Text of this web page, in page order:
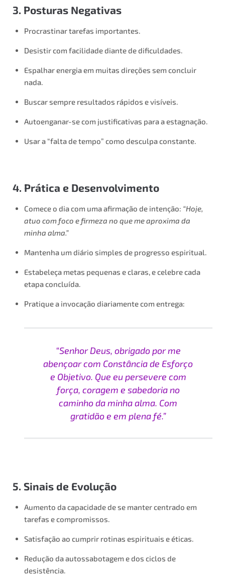
3. Posturas Negativas
Procrastinar tarefas importantes.
Desistir com facilidade diante de dificuldades.
Espalhar energia em muitas direções sem concluir
nada.
Buscar sempre resultados rápidos e visíveis.
Autoenganar-se com justificativas para a estagnação.
Usar a “falta de tempo” como desculpa constante.
4. Prática e Desenvolvimento
Comece o dia com uma afirmação de intenção: “Hoje,
atuo com foco e firmeza no que me aproxima da
minha alma.”
Mantenha um diário simples de progresso espiritual.
Estabeleça metas pequenas e claras, e celebre cada
etapa concluída.
Pratique a invocação diariamente com entrega:
“Senhor Deus, obrigado por me
abençoar com Constância de Esforço
e Objetivo. Que eu persevere com
força, coragem e sabedoria no
caminho da minha alma. Com
gratidão e em plena fé.”
5. Sinais de Evolução
Aumento da capacidade de se manter centrado em
tarefas e compromissos.
Satisfação ao cumprir rotinas espirituais e éticas.
Redução da autossabotagem e dos ciclos de
desistência.